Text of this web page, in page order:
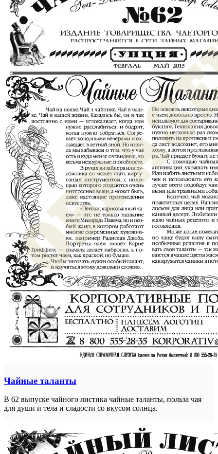
Чайные таланты
В 62 выпуске чайного листика чайные таланты, польза чая
для души и тела и сладости со вкусом солнца.